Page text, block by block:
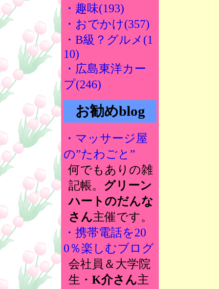
・趣味(193)
・おでかけ(357)
・B級？グルメ(1
10)
・広島東洋カー
プ(246)
お勧めblog
・マッサージ屋
の”たわごと”
何でもありの雑
記帳。 グリーン
ハートのだんな
さん主催です。
・携帯電話を20
0％楽しむブログ
会社員＆大学院
生・ K介さん主